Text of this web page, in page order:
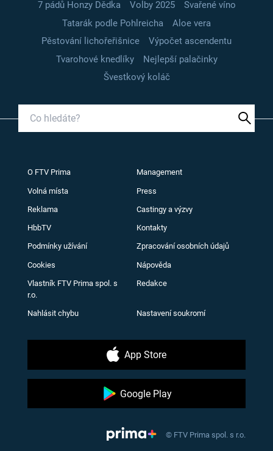
7 pádů Honzy Dědka
Volby 2025
Svařené víno
Tatarák podle Pohlreicha
Aloe vera
Pěstování lichořeřišnice
Výpočet ascendentu
Tvarohové knedlíky
Nejlepší palačinky
Švestkový koláč
O FTV Prima Management
Volná místa Press
Reklama Castingy a výzvy
HbbTV Kontakty
Podmínky užívání Zpracování osobních údajů
Cookies Nápověda
Vlastník FTV Prima spol. s
r.o.
Redakce
Nahlásit chybu Nastavení soukromí
App Store
Google Play
© FTV Prima spol. s r.o.